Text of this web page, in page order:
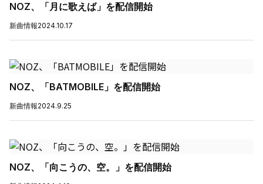
NOZ、「月に歌えば」を配信開始
新曲情報2024.10.17
NOZ、「BATMOBILE」を配信開始
新曲情報2024.9.25
NOZ、「向こうの、空。」を配信開始